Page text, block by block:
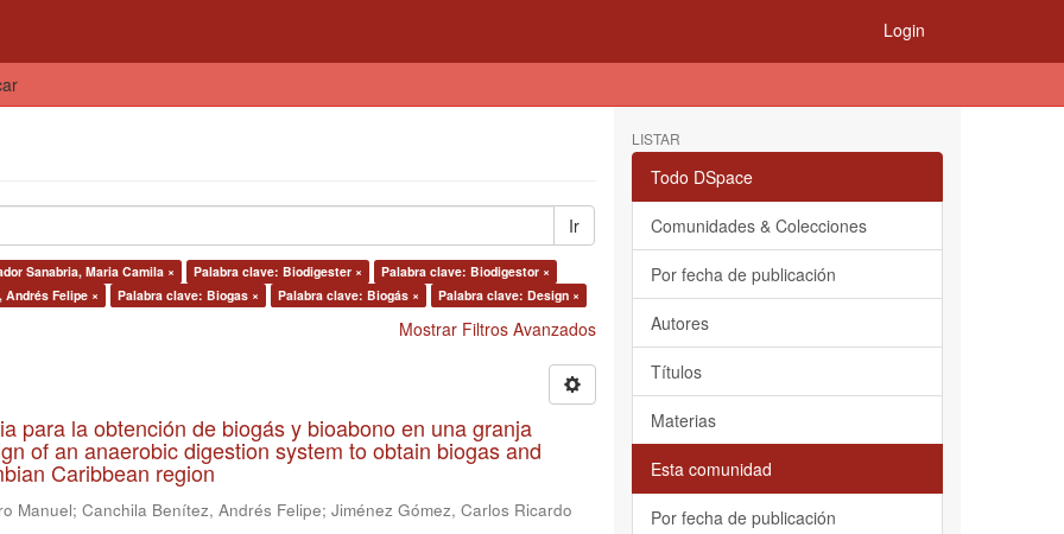
Login
Ir
Sanabria, Maria Camila × Palabra clave: Biodigester ×
Palabra clave: Biodigestor ×
Felipe × Palabra clave: Biogas × Palabra clave: Biogás × Palabra clave: Design ×
Mostrar Filtros Avanzados
para la obtención de biogás y bioabono en una granja
of an anaerobic digestion system to obtain biogas and
Caribbean region
Manuel; Canchila Benítez, Andrés Felipe; Jiménez Gómez, Carlos Ricardo
LISTAR
Todo DSpace
Comunidades & Colecciones
Por fecha de publicación
Autores
Títulos
Materias
Esta comunidad
Por fecha de publicación